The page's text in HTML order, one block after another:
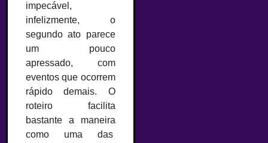
impecável,
infelizmente, o
segundo ato parece
um pouco
apressado, com
eventos que ocorrem
rápido demais. O
roteiro facilita
bastante a maneira
como uma das